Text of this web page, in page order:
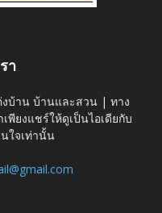
า
งบ้าน บ้านและสวน | ทาง
พียงแชร์ให้ดูเป็นไอเดียกับ
ใจเท่านั้น